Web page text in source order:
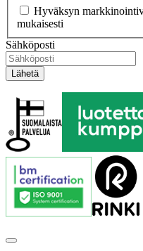
Hyväksyn
mukaisesti
Sähköposti